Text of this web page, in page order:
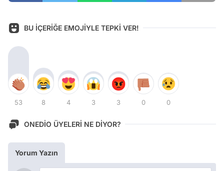
BU İÇERİĞE EMOJİYLE TEPKİ VER!
53 8 4 3 3 0 0
ONEDİO ÜYELERİ NE DİYOR?
Yorum Yazın